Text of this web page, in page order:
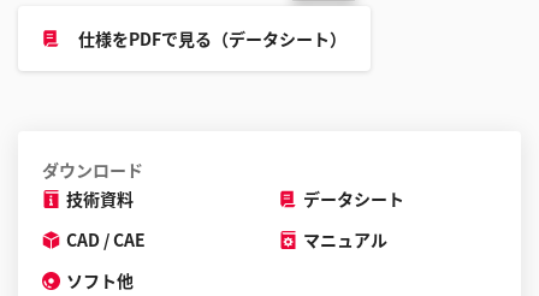
仕様をPDFで見る（データシート）
ダウンロード
技術資料
データシート
CAD / CAE
マニュアル
ソフト他